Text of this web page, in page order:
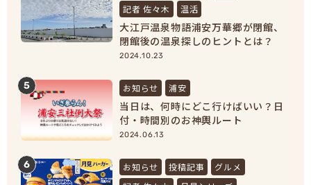
記者 佐々木
温活
大江戸温泉物語浦安万華郷が閉館、
閉館後の温泉探しのヒントとは？
【浦安市民必見！】
2024.10.23
5 お知らせ 浦安
当日は、何時にどこ行けばいい？日
付・時間別のお神輿ルート
2024.06.13
6 お知らせ 投稿記事
グルメ